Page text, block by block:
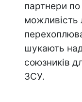
партнери
можливість
шукають
союзників
ЗСУ.